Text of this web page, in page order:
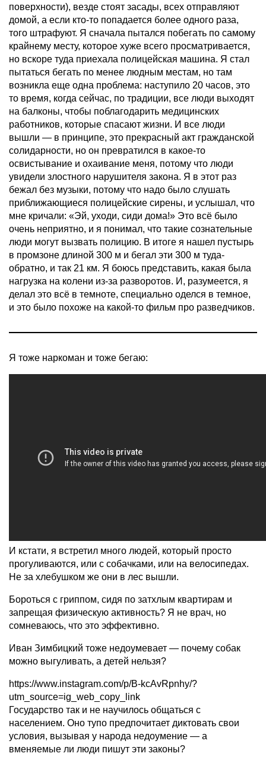
поверхности), везде стоят засады, всех отправляют
домой, а если кто-то попадается более одного раза,
того штрафуют. Я сначала пытался побегать по самому
крайнему месту, которое хуже всего просматривается,
но вскоре туда приехала полицейская машина. Я стал
пытаться бегать по менее людным местам, но там
возникла еще одна проблема: наступило 20 часов, это
то время, когда сейчас, по традиции, все люди выходят
на балконы, чтобы поблагодарить медицинских
работников, которые спасают жизни. И все люди
вышли — в принципе, это прекрасный акт гражданской
солидарности, но он превратился в какое-то
освистывание и охаивание меня, потому что люди
увидели злостного нарушителя закона. Я в этот раз
бежал без музыки, потому что надо было слушать
приближающиеся полицейские сирены, и услышал, что
мне кричали: «Эй, уходи, сиди дома!» Это всё было
очень неприятно, и я понимал, что такие сознательные
люди могут вызвать полицию. В итоге я нашел пустырь
в промзоне длиной 300 м и бегал эти 300 м туда-
обратно, и так 21 км. Я боюсь представить, какая была
нагрузка на колени из-за разворотов. И, разумеется, я
делал это всё в темноте, специально оделся в темное,
и это было похоже на какой-то фильм про разведчиков.
Я тоже наркоман и тоже бегаю:
И кстати, я встретил много людей, который просто
прогуливаются, или с собачками, или на велосипедах.
Не за хлебушком же они в лес вышли.
Бороться с гриппом, сидя по затхлым квартирам и
запрещая физическую активность? Я не врач, но
сомневаюсь, что это эффективно.
Иван Зимбицкий тоже недоумевает — почему собак
можно выгуливать, а детей нельзя?
https://www.instagram.com/p/B-kcAvRpnhy/?
utm_source=ig_web_copy_link
Государство так и не научилось общаться с
населением. Оно тупо предпочитает диктовать свои
условия, вызывая у народа недоумение — а
вменяемые ли люди пишут эти законы?